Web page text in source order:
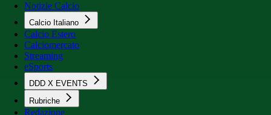
Notizie Calcio
Calcio Italiano
Calcio Estero
Calciomercato
Streaming
eSports
DDD X EVENTS
Rubriche
Redazione